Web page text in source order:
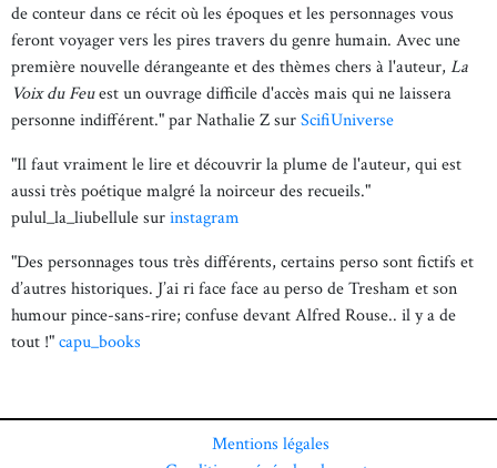
de conteur dans ce récit où les époques et les personnages vous
feront voyager vers les pires travers du genre humain. Avec une
première nouvelle dérangeante et des thèmes chers à l'auteur, La
Voix du Feuest un ouvrage difficile d'accès mais qui ne laissera
personne indifférent." par Nathalie Z surScifiUniverse
"Il faut vraiment le lire et découvrir la plume de l'auteur, qui est
aussi très poétique malgré la noirceur des recueils."
pulul_la_liubellule surinstagram
"Des personnages tous très différents, certains perso sont fictifs et
d’autres historiques. J’ai ri face face au perso de Tresham et son
humour pince-sans-rire; confuse devant Alfred Rouse.. il y a de
tout !"capu_books
Mentions légales